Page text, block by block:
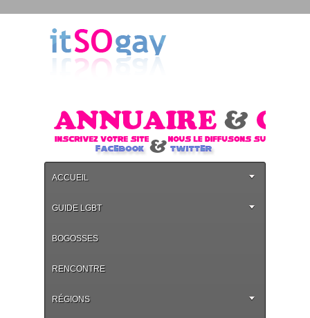
ACCUEIL
GUIDE LGBT
BOGOSSES
RENCONTRE
RÉGIONS